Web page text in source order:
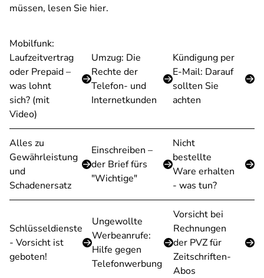
müssen, lesen Sie hier.
Mobilfunk:
Laufzeitvertrag
oder Prepaid –
was lohnt
sich? (mit
Video)
Umzug: Die
Rechte der
Telefon- und
Internetkunden
Kündigung per
E-Mail: Darauf
sollten Sie
achten
Alles zu
Gewährleistung
und
Schadenersatz
Einschreiben –
der Brief fürs
"Wichtige"
Nicht
bestellte
Ware erhalten
- was tun?
Schlüsseldienste
- Vorsicht ist
geboten!
Ungewollte
Werbeanrufe:
Hilfe gegen
Telefonwerbung
Vorsicht bei
Rechnungen
der PVZ für
Zeitschriften-
Abos